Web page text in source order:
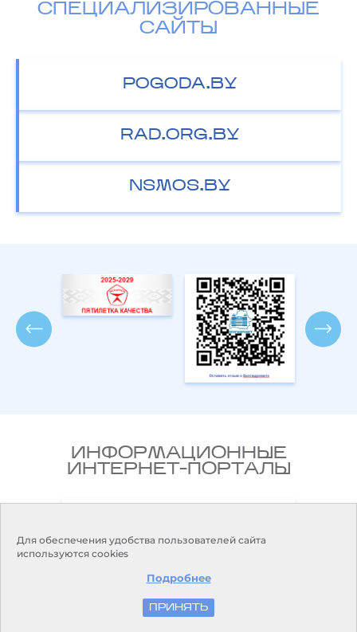
СПЕЦИАЛИЗИРОВАННЫЕ
САЙТЫ
POGODA.BY
RAD.ORG.BY
NSMOS.BY
ИНФОРМАЦИОННЫЕ
ИНТЕРНЕТ-ПОРТАЛЫ
Беларусь
Для обеспечения удобства пользователей сайта
используются cookies
Подробнее
ПРИНЯТЬ